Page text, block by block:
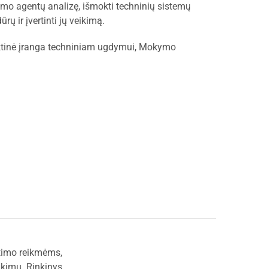
agentų analizę, išmokti techninių sistemų
ir įvertinti jų veikimą.
įranga techniniam ugdymui, Mokymo
reikmėms,